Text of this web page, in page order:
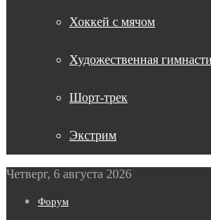
Хоккей с мячом
Художественная
Шорт-трек
Экстрим
Четверг, 6 августа 2026
Форум